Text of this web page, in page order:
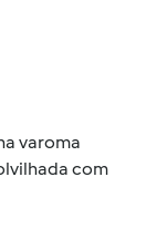
varoma
com